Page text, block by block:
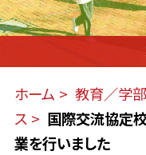
ホーム 教育／学
ス
国際交流協定
業を行いました